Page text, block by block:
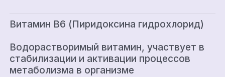
Витамин В6 (Пиридоксина гидрохлорид)
Водорастворимый витамин, участвует в
стабилизации и активации процессов
метаболизма в организме